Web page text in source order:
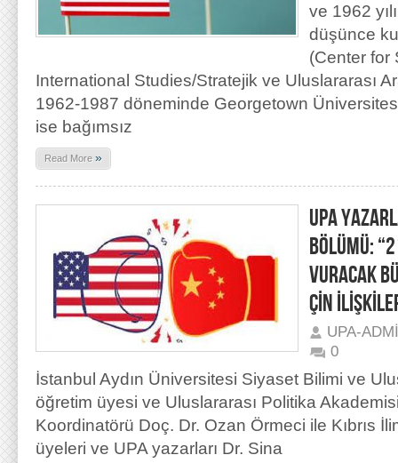
ve 1962
düşünce
(Center for
International Studies/Stratejik ve Uluslararası
1962-1987 döneminde Georgetown
ise bağımsız
Read More »
UPA
BÖLÜMÜ:
VURACAK
ÇİN
UPA-
0
İstanbul Aydın Üniversitesi Siyaset Bilimi ve
öğretim üyesi ve Uluslararası Politika
Koordinatörü Doç. Dr. Ozan Örmeci ile Kıbrıs
üyeleri ve UPA yazarları Dr. Sina